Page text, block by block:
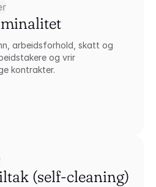
arbeidsforhold, skatt og
og vrir
kontrakter.
(self-cleaning)